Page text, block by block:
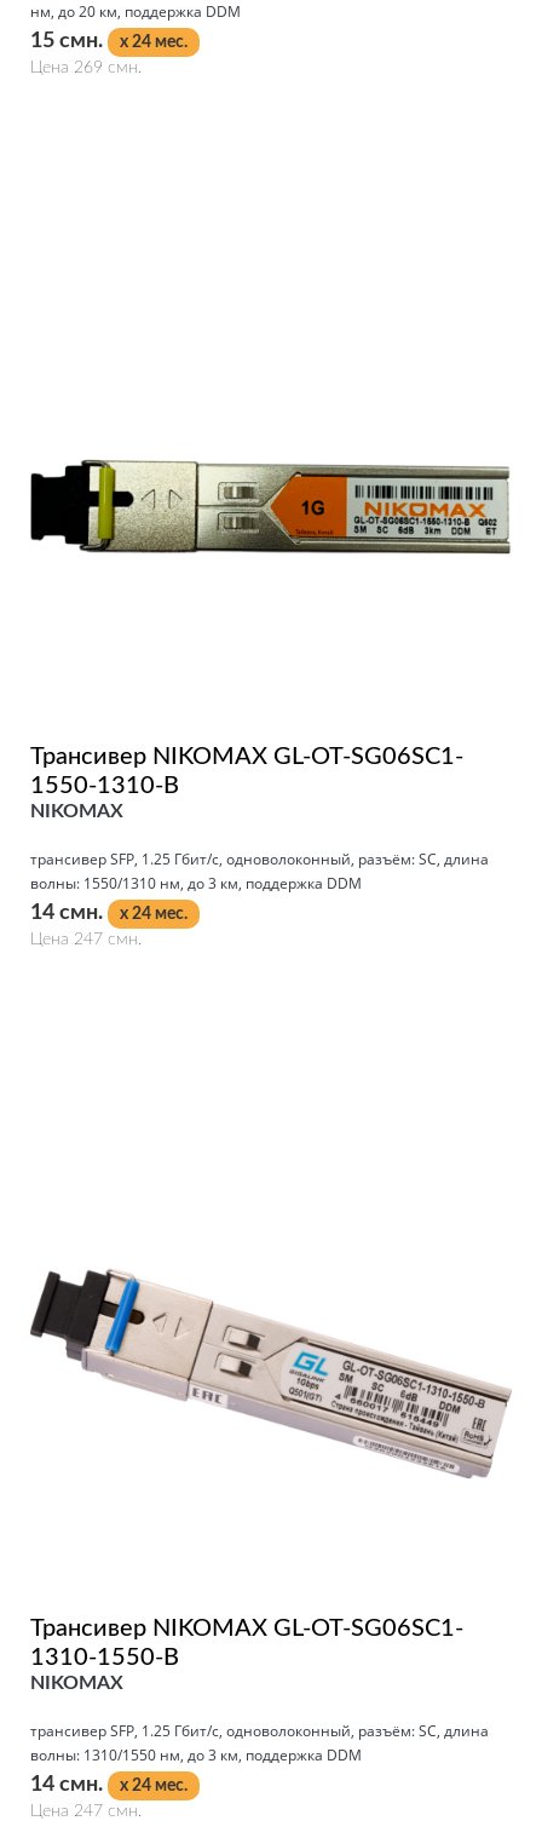
нм, до 20 км, поддержка DDM
15 смн.
x 24 мес.
Цена 269 смн.
Трансивер NIKOMAX GL-OT-SG06SC1-
1550-1310-B
NIKOMAX
трансивер SFP, 1.25 Гбит/с, одноволоконный, разъём: SC, длина
волны: 1550/1310 нм, до 3 км, поддержка DDM
14 смн.
x 24 мес.
Цена 247 смн.
Трансивер NIKOMAX GL-OT-SG06SC1-
1310-1550-B
NIKOMAX
трансивер SFP, 1.25 Гбит/с, одноволоконный, разъём: SC, длина
волны: 1310/1550 нм, до 3 км, поддержка DDM
14 смн.
x 24 мес.
Цена 247 смн.